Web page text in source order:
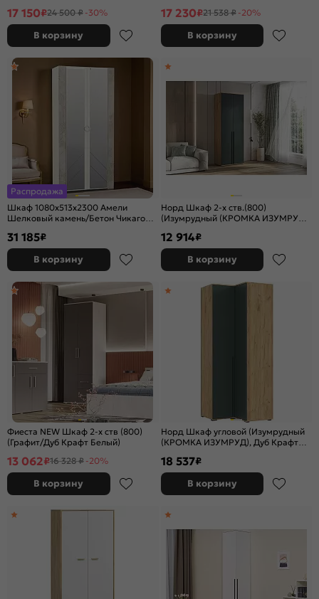
17 150₽24 500 ₽ -30%
В корзину
17 230₽21 538 ₽ -20%
В корзину
Распродажа
Шкаф 1080x513x2300 Амели
Шелковый камень/Бетон Чикаго
31 185₽
В корзину
Норд Шкаф 2-х ств.(800)
(Изумрудный (КРОМКА ИЗУМРУД),
12 914₽
В корзину
Фиеста NEW Шкаф 2-х ств (800)
(Графит/Дуб Крафт Белый)
13 062₽16 328 ₽ -20%
В корзину
Норд Шкаф угловой (Изумрудный
(КРОМКА ИЗУМРУД), Дуб Крафт
18 537₽
В корзину